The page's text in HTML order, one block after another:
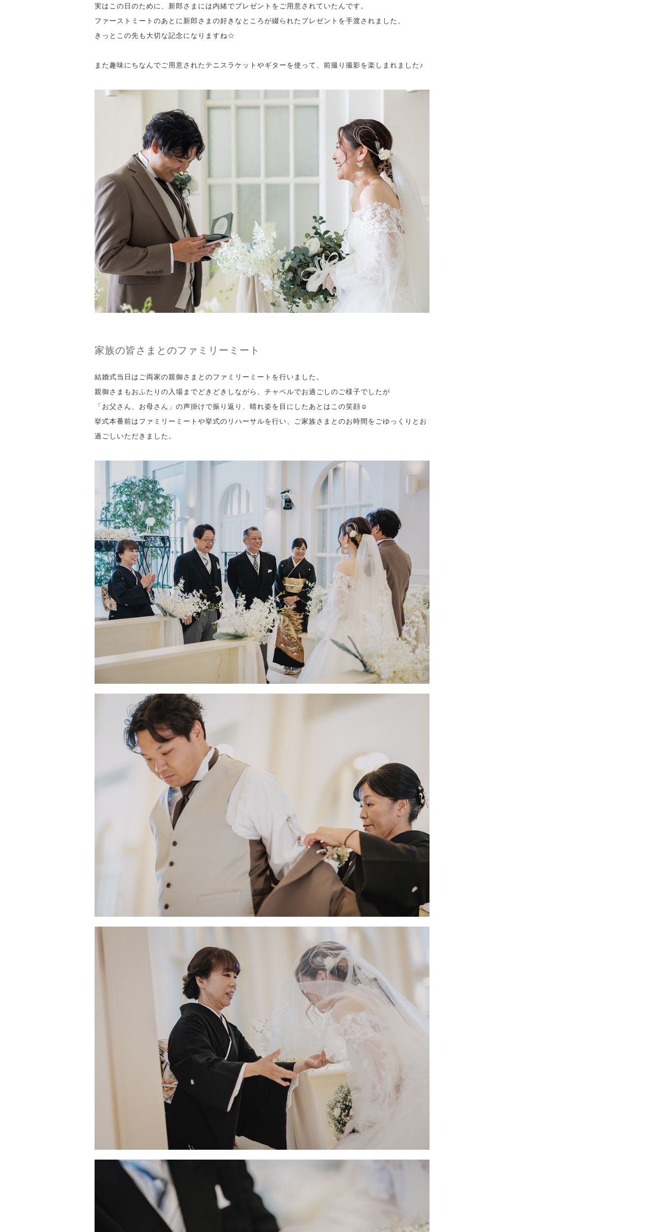
実はこの日のために、新郎さまには内緒でプレゼントをご用意されていたんです。
ファーストミートのあとに新郎さまの好きなところが綴られたプレゼントを手渡されました。
きっとこの先も大切な記念になりますね☆
また趣味にちなんでご用意されたテニスラケットやギターを使って、前撮り撮影を楽しまれました♪
家族の皆さまとのファミリーミート
結婚式当日はご両家の親御さまとのファミリーミートを行いました。
親御さまもおふたりの入場までどきどきしながら、チャペルでお過ごしのご様子でしたが
「お父さん、お母さん」の声掛けで振り返り、晴れ姿を目にしたあとはこの笑顔☺
挙式本番前はファミリーミートや挙式のリハーサルを行い、ご家族さまとのお時間をごゆっくりとお
過ごしいただきました。